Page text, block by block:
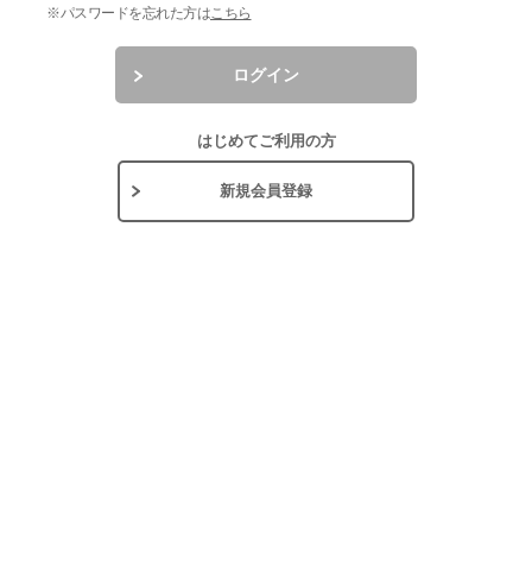
※パスワードを忘れた方はこちら
ログイン
はじめてご利用の方
新規会員登録